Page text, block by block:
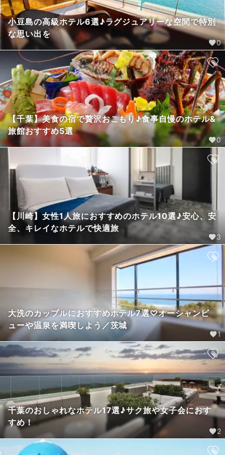
小豆島の高級ホテル6選♪ラグジュアリーな空間で特別
な思い出を
0
【千葉】美食の宿で贅沢おこもり♪食事自慢のホテル&
旅館おすすめ5選
0
【川崎】女性1人旅におすすめのホテル10選♪安心、安
全、キレイなホテルで快適旅
3
大洗のカップルにおすすめホテル7選♡オーシャンビ
ューや温泉を満喫しよう／茨城
1
千葉のおしゃれなホテル17選♪サク旅や女子会におす
すめ！
2